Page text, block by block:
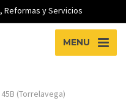
Reformas y Servicios
MENU
(Torrelavega)